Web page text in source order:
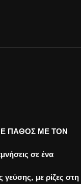
ΠΑΘΟΣ ΜΕ ΤΟΝ
σε ένα
γεύσης, με ρίζες στη